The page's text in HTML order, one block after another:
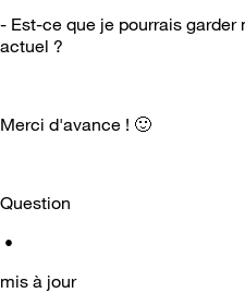
- Est-ce que je pourrais
actuel ?
Merci d'avance ! 🙂
Question
•
mis à jour